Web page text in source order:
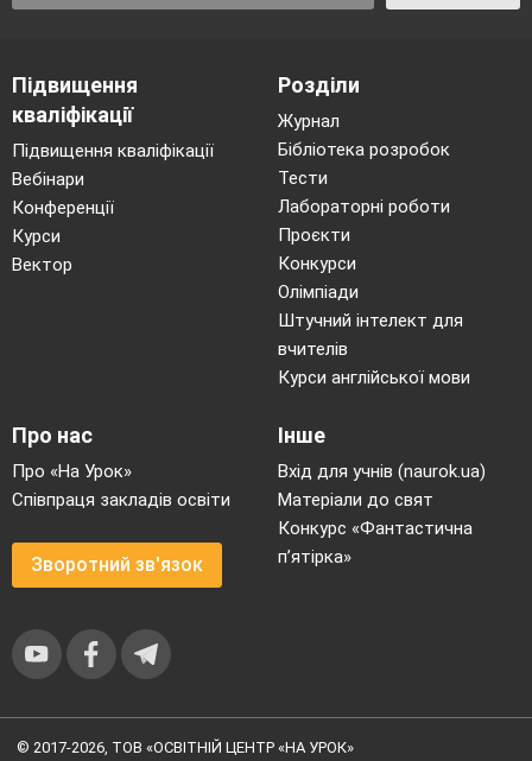
звільнення від кримінальної
відповідальності – перерахуйте
VI.Підсумки
Давайте зараз складемо сенкан зі словом
«покарання»
Покарання
Речення
Оцінімо ваші сьогоднішні успіхи.
за мотивами роману «Злочин і кара»
написати міні-твір на тему «Наскільки
моральні страждання за скоєння злочину
можуть замінити саме кримінальне
Підвищення
кваліфікації
Підвищення кваліфікації
Вебінари
Конференції
Курси
Вектор
Розділи
Журнал
Бібліотека розробок
Тести
Лабораторні роботи
Проєкти
Конкурси
Олімпіади
Штучний інтелект для
вчителів
Курси англійської мови
Про нас
Про «На Урок»
Співпраця закладів освіти
Зворотний зв'язок
Інше
Вхід для учнів (naurok.ua)
Матеріали до свят
Конкурс «Фантастична
п’ятірка»
© 2017-2026, ТОВ «ОСВІТНІЙ ЦЕНТР «НА УРОК»